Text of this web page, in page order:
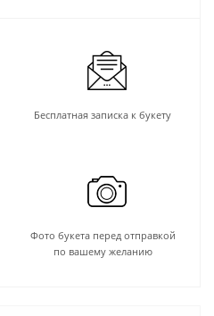
Бесплатная записка к букету
Фото букета перед отправкой
по вашему желанию